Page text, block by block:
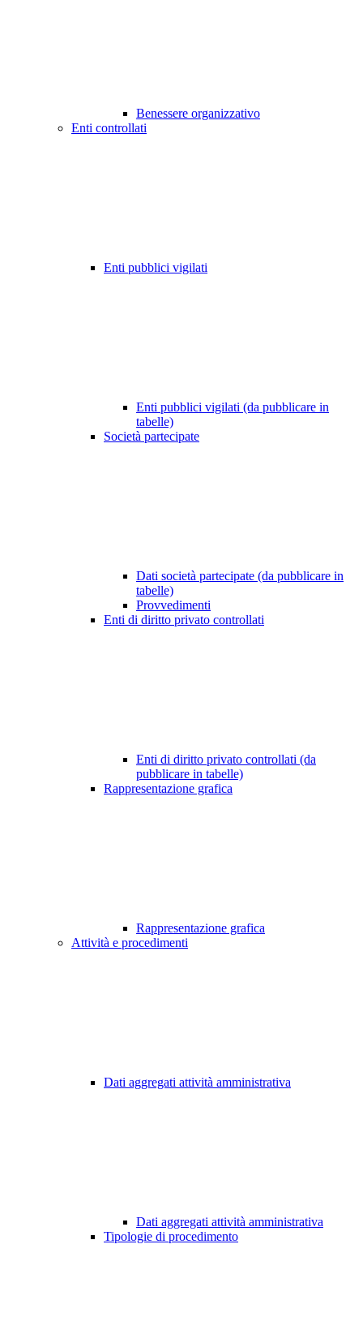
Benessere organizzativo
Enti controllati
Enti pubblici vigilati
Enti pubblici vigilati (da pubblicare in
tabelle)
Società partecipate
Dati società partecipate (da pubblicare in
tabelle)
Provvedimenti
Enti di diritto privato controllati
Enti di diritto privato controllati (da
pubblicare in tabelle)
Rappresentazione grafica
Rappresentazione grafica
Attività e procedimenti
Dati aggregati attività amministrativa
Dati aggregati attività amministrativa
Tipologie di procedimento